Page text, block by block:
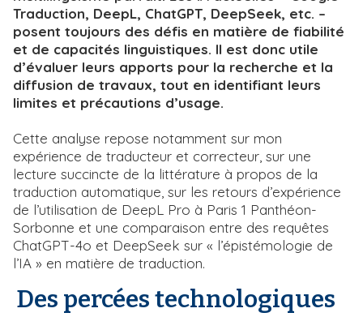
Traduction, DeepL, ChatGPT, DeepSeek, etc. –
posent toujours des défis en matière de fiabilité
et de capacités linguistiques. Il est donc utile
d’évaluer leurs apports pour la recherche et la
diffusion de travaux, tout en identifiant leurs
limites et précautions d’usage.
Cette analyse repose notamment sur mon
expérience de traducteur et correcteur, sur une
lecture succincte de la littérature à propos de la
traduction automatique, sur les retours d’expérience
de l’utilisation de DeepL Pro à Paris 1 Panthéon-
Sorbonne et une comparaison entre des requêtes
ChatGPT-4o et DeepSeek sur « l’épistémologie de
l’IA » en matière de traduction.
Des percées technologiques